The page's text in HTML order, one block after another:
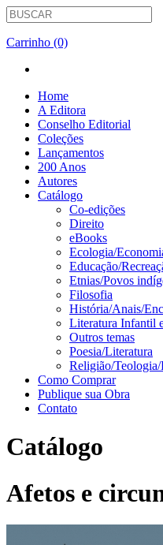
Carrinho (0)
Home
A Editora
Conselho Editorial
Coleções
Lançamentos
200 Anos
Autores
Catálogo
Co-edições
Direito
eBooks
Ecologia/
Educação/
Etnias/Povos
Filosofia
História/Anais/
Literatura Infantil
Outros temas
Poesia/Literatura
Religião/
Como Comprar
Publique sua Obra
Contato
Catálogo
Afetos e